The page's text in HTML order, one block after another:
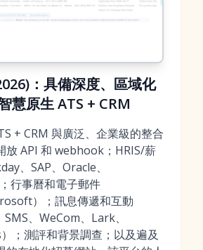
：具備深度、區域化
慧原生 ATS + CRM
+ CRM 與廣泛、企業級的整合
放 API 和 webhook；HRIS/薪
、SAP、Oracle、
行事曆和電子郵件
）；訊息傳遞和互動
SMS、WeCom、Lark、
；測評和背景調查；以及遍及